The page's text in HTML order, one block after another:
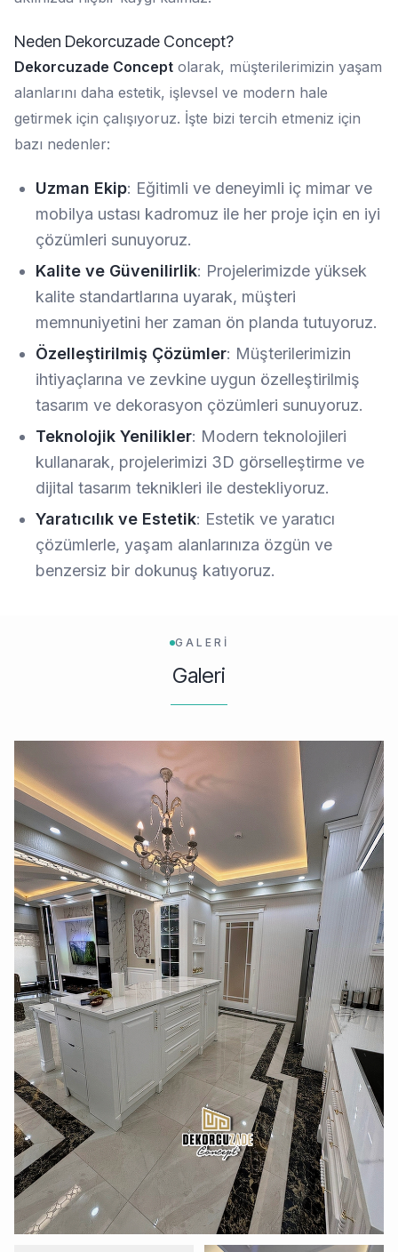
Neden Dekorcuzade Concept?
Dekorcuzade Concept olarak, müşterilerimizin yaşam
alanlarını daha estetik, işlevsel ve modern hale
getirmek için çalışıyoruz. İşte bizi tercih etmeniz için
bazı nedenler:
Uzman Ekip: Eğitimli ve deneyimli iç mimar ve
mobilya ustası kadromuz ile her proje için en iyi
çözümleri sunuyoruz.
Kalite ve Güvenilirlik: Projelerimizde yüksek
kalite standartlarına uyarak, müşteri
memnuniyetini her zaman ön planda tutuyoruz.
Özelleştirilmiş Çözümler: Müşterilerimizin
ihtiyaçlarına ve zevkine uygun özelleştirilmiş
tasarım ve dekorasyon çözümleri sunuyoruz.
Teknolojik Yenilikler: Modern teknolojileri
kullanarak, projelerimizi 3D görselleştirme ve
dijital tasarım teknikleri ile destekliyoruz.
Yaratıcılık ve Estetik: Estetik ve yaratıcı
çözümlerle, yaşam alanlarınıza özgün ve
benzersiz bir dokunuş katıyoruz.
GALERİ
Galeri